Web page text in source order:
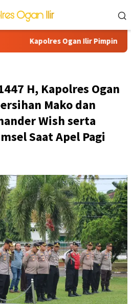
Ogan Ilir Pimpin Patroli
H, Kapolres Ogan
Mako dan
Wish serta
Saat Apel Pagi